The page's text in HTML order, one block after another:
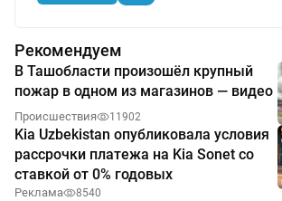
Рекомендуем
В Ташобласти произошёл крупный
пожар в одном из магазинов — видео
Происшествия 11902
Kia Uzbekistan опубликовала условия
рассрочки платежа на Kia Sonet со
ставкой от 0% годовых
Реклама 8540